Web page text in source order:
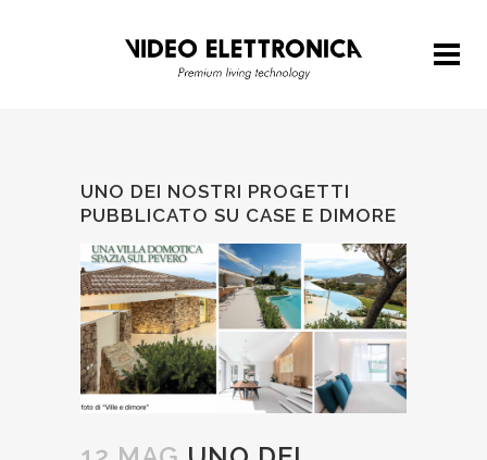
UNO DEI NOSTRI PROGETTI
PUBBLICATO SU CASE E DIMORE